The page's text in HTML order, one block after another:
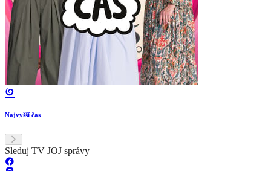
Najvyšší čas
Sleduj TV JOJ správy